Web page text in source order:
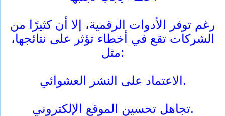
رغم توفر الأدوات الرقمية، إلا أن كثيرًا من
الشركات تقع في أخطاء تؤثر على نتائجها،
مثل:
الاعتماد على النشر العشوائي.
تجاهل تحسين الموقع الإلكتروني.